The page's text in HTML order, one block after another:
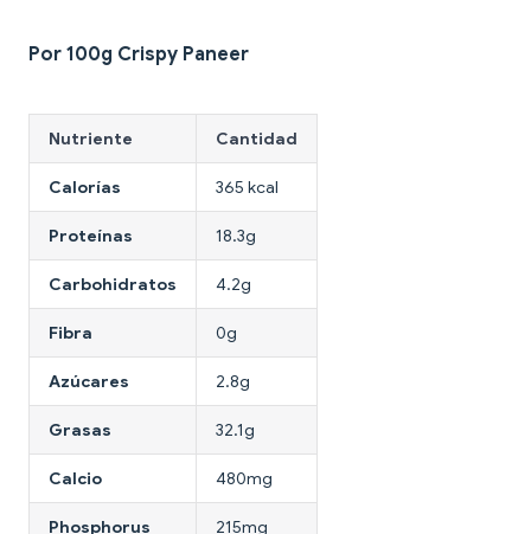
Por 100g Crispy Paneer
Nutriente Cantidad
Calorías 365 kcal
Proteínas 18.3g
Carbohidratos 4.2g
Fibra 0g
Azúcares 2.8g
Grasas 32.1g
Calcio 480mg
Phosphorus 215mg